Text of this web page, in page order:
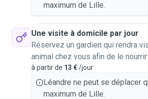
maximum de Lille.
Une visite à domicile par jour
Réservez un gardien qui rendra
animal chez vous afin de le
à partir de 13 €/jour
Léandre ne peut se déplacer
maximum de Lille.